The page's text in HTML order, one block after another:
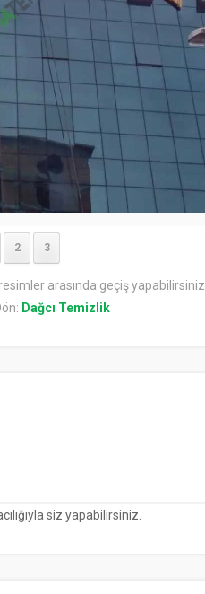
2 3
arasında geçiş yapabilirsiniz.
Dağcı Temizlik
siz yapabilirsiniz.